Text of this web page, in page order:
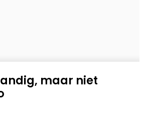
maar niet